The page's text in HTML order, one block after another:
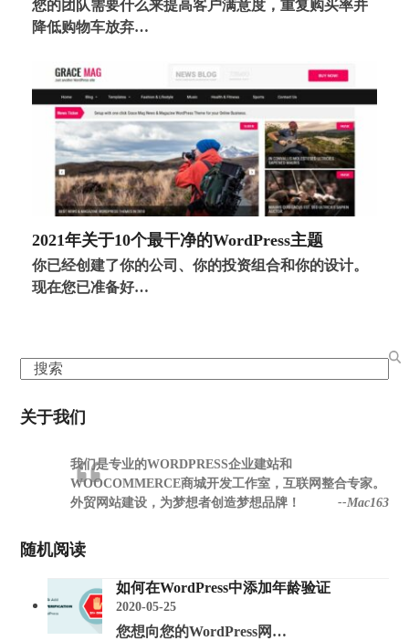
您的团队需要什么来提高客户满意度，重复购买率并
降低购物车放弃…
2021年关于10个最干净的WordPress主题
你已经创建了你的公司、你的投资组合和你的设计。
现在您已准备好…
Search
关于我们
我们是专业的WORDPRESS企业建站和
WOOCOMMERCE商城开发工作室，互联网整合专家。
外贸网站建设，为梦想者创造梦想品牌！
--Mac163
随机阅读
如何在WordPress中添加年龄验证
2020-05-25
您想向您的WordPress网…